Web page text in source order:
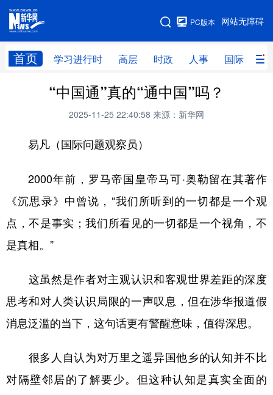
网站无障碍
PC版本
首页 学习进行时 高层 时政 人事 国际 财
网站地图
学习进行时 高层 时政
财经 网评
台湾 思客智库
文化 健康 军事
访谈 视频 图片 政务
法律
学术中国 乡村振兴 银龄 溯源中国
城市 旅游 能源 会展
公益 一带一路 亚太网 上市公司
“中国通”真的“通中国”吗？
2025-11-25 22:40:58 来源：新华网
易凡（国际问题观察员）
2000年前，罗马帝国皇帝马可·奥勒留在其著作
《沉思录》中曾说，“我们所听到的一切都是一个观
点，不是事实；我们所看见的一切都是一个视角，不
是真相。”
这虽然是作者对主观认识和客观世界差距的深度
思考和对人类认识局限的一声叹息，但在涉华报道假
消息泛滥的当下，这句话更有警醒意味，值得深思。
很多人自认为对万里之遥异国他乡的认知并不比
对隔壁邻居的了解要少。但这种认知是真实全面的